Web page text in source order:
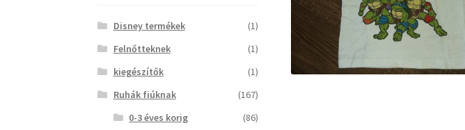
Disney termékek
(1)
Felnőtteknek
(1)
kiegészítők
(1)
Ruhák fiúknak
(167)
0-3 éves korig
(86)